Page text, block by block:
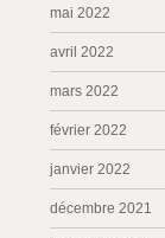
mai 2022
avril 2022
mars 2022
février 2022
janvier 2022
décembre 2021